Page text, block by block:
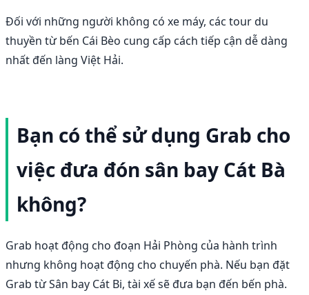
Đối với những người không có xe máy, các tour du
thuyền từ bến Cái Bèo cung cấp cách tiếp cận dễ dàng
nhất đến làng Việt Hải.
Bạn có thể sử dụng Grab cho
việc đưa đón sân bay Cát Bà
không?
Grab hoạt động cho đoạn Hải Phòng của hành trình
nhưng không hoạt động cho chuyến phà. Nếu bạn đặt
Grab từ Sân bay Cát Bi, tài xế sẽ đưa bạn đến bến phà.